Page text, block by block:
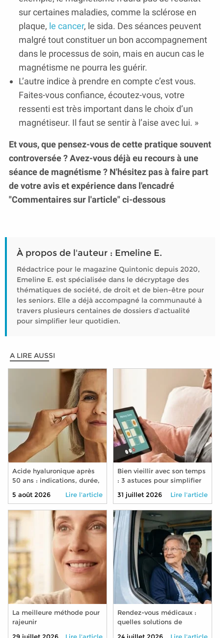
sur certaines maladies, comme la sclérose en
plaque, le cancer, le sida. Des séances peuvent
malgré tout constituer un bon accompagnement
dans le processus de soin, mais en aucun cas le
magnétisme ne pourra les guérir.
L’autre indice à prendre en compte c’est vous.
Faites-vous confiance, écoutez-vous, votre
ressenti est très important dans le choix d’un
magnétiseur. Il faut se sentir à l’aise avec lui. »
Et vous, que pensez-vous de cette pratique souvent
controversée ? Avez-vous déjà eu recours à une
séance de magnétisme ? N'hésitez pas à faire part
de votre avis et expérience dans l'encadré
"Commentaires sur l'article" ci-dessous
À propos de l'auteur : Emeline E.
Rédactrice pour le magazine Quintonic depuis 2020,
Emeline E. est spécialisée dans le décryptage des
thématiques de société, de droit et de bien-être pour
les seniors. Elle a déjà accompagné la communauté à
travers plusieurs centaines de dossiers d'actualité
pour simplifier leur quotidien.
A LIRE AUSSI
Acide hyaluronique après
50 ans : indications, durée,
5 août 2026 Lire l'article
Bien vieillir avec son temps
: 3 astuces pour simplifier
nouvelles technologies
31 juillet 2026 Lire l'article
La meilleure méthode pour
rajeunir
29 juillet 2026
Lire l'article
Rendez-vous médicaux :
quelles solutions de
24 juillet 2026 Lire l'article